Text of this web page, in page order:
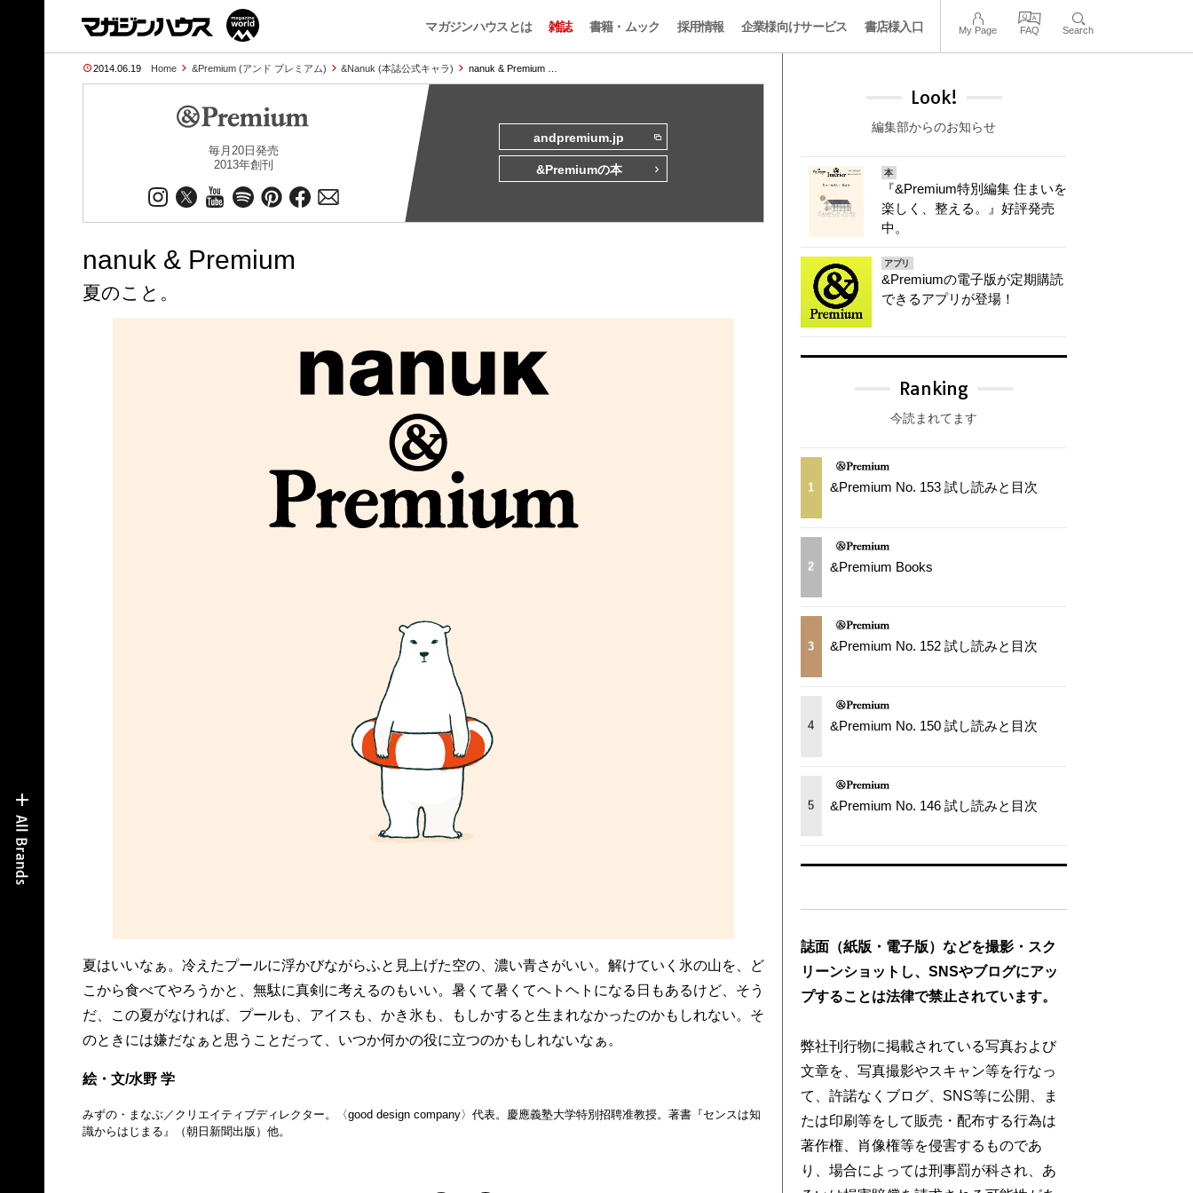
マガジンハウスとは 雑誌 書籍・ムック 採用情報 企業様向けサービス 書店様入口 My Page FAQ Search
2014.06.19 Home &Premium (アンド プレミアム) &Nanuk (本誌公式キャラ) nanuk & Premium …
毎月20日発売
2013年創刊
andpremium.jp
&Premiumの本
nanuk & Premium
夏のこと。
夏はいいなぁ。冷えたプールに浮かびながらふと見上げた空の、濃い青さがいい。解けていく氷の山を、ど
こから食べてやろうかと、無駄に真剣に考えるのもいい。暑くて暑くてヘトヘトになる日もあるけど、そう
だ、この夏がなければ、プールも、アイスも、かき氷も、もしかすると生まれなかったのかもしれない。そ
のときには嫌だなぁと思うことだって、いつか何かの役に立つのかもしれないなぁ。
絵・文/水野 学
みずの・まなぶ／クリエイティブディレクター。〈good design company〉代表。慶應義塾大学特別招聘准教授。著書『センスは知
識からはじまる』（朝日新聞出版）他。
Look!
編集部からのお知らせ
本
『&Premium特別編集 住まいを
楽しく、整える。』好評発売
中。
アプリ
&Premiumの電子版が定期購読
できるアプリが登場！
Ranking
今読まれてます
1 &Premium No. 153 試し読みと目次
2 &Premium Books
3 &Premium No. 152 試し読みと目次
4 &Premium No. 150 試し読みと目次
5 &Premium No. 146 試し読みと目次
誌面（紙版・電子版）などを撮影・スク
リーンショットし、SNSやブログにアッ
プすることは法律で禁止されています。
弊社刊行物に掲載されている写真および
文章を、写真撮影やスキャン等を行なっ
て、許諾なくブログ、SNS等に公開、ま
たは印刷等をして販売・配布する行為は
著作権、肖像権等を侵害するものであ
り、場合によっては刑事罰が科され、あ